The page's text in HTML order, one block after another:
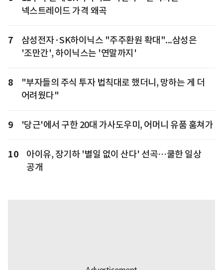
넥스트레이드 가격 왜곡
7
삼성전자·SK하이닉스 "주주환원 확대"...삼성은
'조만간', 하이닉스는 '연말까지'
8
"부자들의 주식 투자 법칙대로 했더니, 망하는 게 더
어려웠다"
9 '당근'에서 구한 20대 가사도우미, 어머니 유품 훔쳐가
10
아이유, 장기하 '별일 없이 산다' 선곡…쿨한 일상
공개